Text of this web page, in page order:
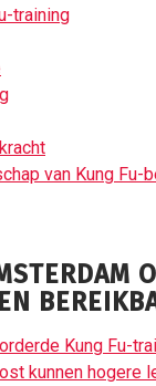
training
van Kung Fu-
Kung Fu-
kunnen hogere